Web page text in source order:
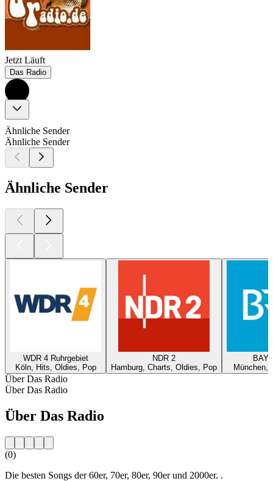
Jetzt Läuft
Das Radio
Ähnliche Sender
Ähnliche Sender
Ähnliche Sender
WDR 4 Ruhrgebiet
Köln, Hits, Oldies, Pop
NDR 2
Hamburg, Charts, Oldies, Pop
München,
Über Das Radio
Über Das Radio
Über Das Radio
(0)
Die besten Songs der 60er, 70er, 80er, 90er und 2000er. .